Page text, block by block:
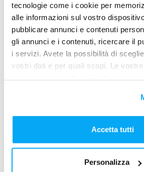
tecnologie come i cookie per
alle informazioni sul vostro
pubblicare annunci e contenuti
gli annunci e i contenuti, ricercare il
i servizi. Avete la possibilità di
vostri dati e per quali scopi. Le
modificare o revocare il proprio
momento dalla Dichiarazione sui
sull'icona di attivazione della privacy.
Con il tuo consenso, vorremmo
raccogliere informazioni sulla
Accetta tutti
Personalizza
Controllo accurato dei costi
in tempo reale per evitare
rispetto del budget.
Decisioni basate su dati
l’analisi dei costi per
Efficienza operativa
grazie a dati precisi.
TRY FOR FREE!